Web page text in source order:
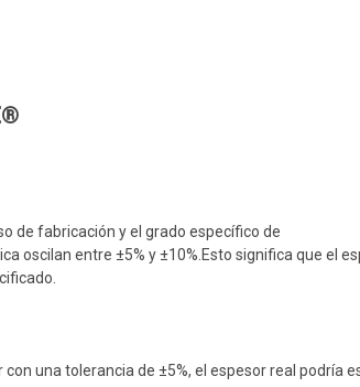
de fabricación y el grado específico de
oscilan entre ±5% y ±10%.Esto significa que el
una tolerancia de ±5%, el espesor real podría